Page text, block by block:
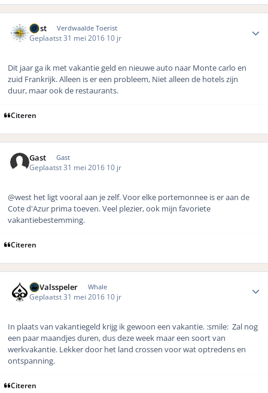
west Verdwaalde Toerist
Geplaatst31 mei 2016 10 jr
Dit jaar ga ik met vakantie geld en nieuwe auto naar Monte carlo en
zuid Frankrijk. Alleen is er een probleem, Niet alleen de hotels zijn
duur, maarook de restaurants.
Citeren
Gast Gast
Geplaatst 31 mei 2016 10 jr
@west het ligt vooral aan je zelf. Voor elke portemonnee is er aan de
Cote d'Azur prima toeven. Veel plezier, ook mijn favoriete
vakantiebestemming.
Citeren
DeValsspeler Whale
Geplaatst 31 mei 2016 10 jr
In plaats van vakantiegeld krijg ik gewoon een vakantie. :smile: Zal nog
een paar maandjes duren, dus deze week maar een soort van
werkvakantie. Lekker door het land crossen voor wat optredens en
ontspanning.
Citeren